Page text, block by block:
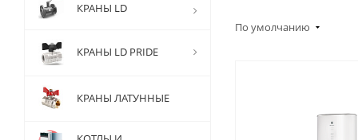
По умолчанию
КРАНЫ LD
КРАНЫ LD PRIDE
КРАНЫ ЛАТУННЫЕ